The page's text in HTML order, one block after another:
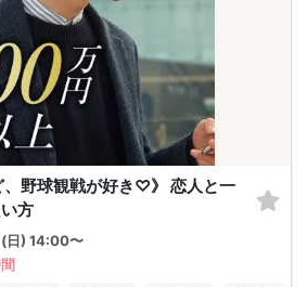
、野球観戦が好き♡》 恋人と一
方
日) 14:00〜